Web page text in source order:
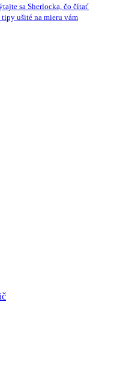
sa Sherlocka, čo čítať
ušité na mieru vám